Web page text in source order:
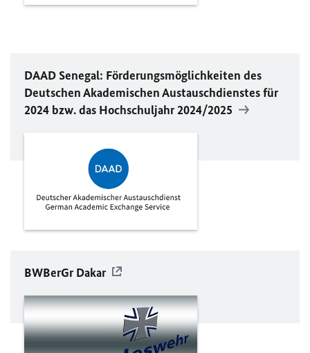
DAAD Senegal: Förderungsmöglichkeiten des
Deutschen Akademischen Austauschdienstes für
2024 bzw. das Hochschuljahr 2024/2025
BWBerGr Dakar